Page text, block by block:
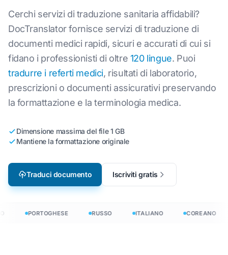
Cerchi servizi di traduzione sanitaria affidabili?
DocTranslator fornisce servizi di traduzione di
documenti medici rapidi, sicuri e accurati di cui si
fidano i professionisti di oltre 120 lingue. Puoi
tradurre i referti medici, risultati di laboratorio,
prescrizioni o documenti assicurativi preservando
la formattazione e la terminologia medica.
Dimensione massima del file 1 GB
Mantiene la formattazione originale
Traduci documento Iscriviti gratis
PORTOGHESE RUSSO ITALIANO COREANO